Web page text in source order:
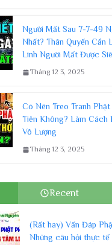
Người Mất Sau 7-7-49
Nhất? Thân Quyến Cần
Linh Người Mất Được
Tháng 12 3, 2025
Có Nên Treo Tranh Phật
Tiên Không? Làm Cách
Vô Lượng
Tháng 12 3, 2025
Recent
(Rất hay) Vấn Đáp
Những câu hỏi thực tế